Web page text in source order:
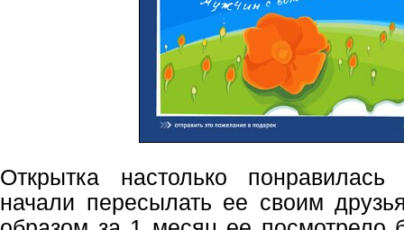
Открытка настолько
начали пересылать ее своим